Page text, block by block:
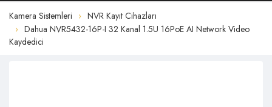
Kamera Sistemleri
NVR Kayıt Cihazları
Dahua NVR5432-16P-I 32 Kanal 1.5U 16PoE AI Network Video
Kaydedici